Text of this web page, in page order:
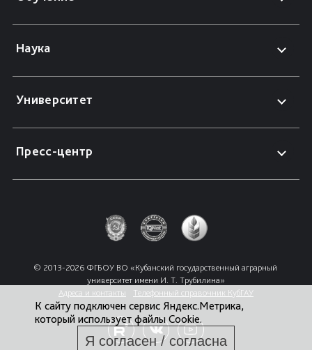
Наука
Университет
Пресс-центр
© 2013-2026 ФГБОУ ВО «Кубанский государственный аграрный
университет имени И. Т. Трубилина»
Адреса и контакты
Телефонный справочник КубГАУ
К сайту подключен сервис Яндекс.Метрика,
который использует файлы Cookie.
Я согласен / согласна